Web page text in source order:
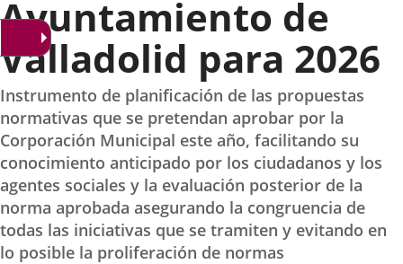
Ayuntamiento de
Valladolid para 2026
Instrumento de planificación de las propuestas
normativas que se pretendan aprobar por la
Corporación Municipal este año, facilitando su
conocimiento anticipado por los ciudadanos y los
agentes sociales y la evaluación posterior de la
norma aprobada asegurando la congruencia de
todas las iniciativas que se tramiten y evitando en
lo posible la proliferación de normas